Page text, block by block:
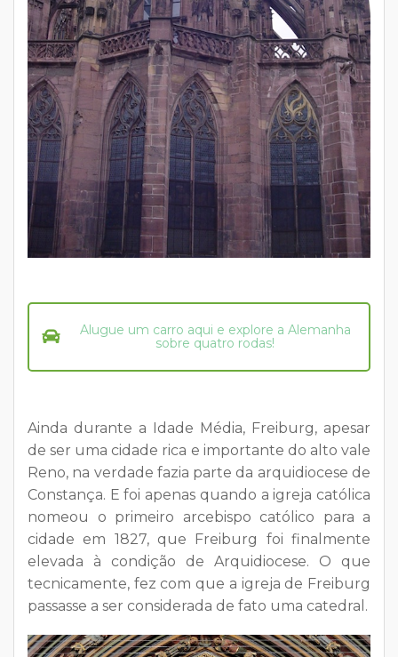
Alugue um carro aqui e explore a Alemanha
sobre quatro rodas!
Ainda durante a Idade Média, Freiburg, apesar
de ser uma cidade rica e importante do alto vale
Reno, na verdade fazia parte da arquidiocese de
Constança. E foi apenas quando a igreja católica
nomeou o primeiro arcebispo católico para a
cidade em 1827, que Freiburg foi finalmente
elevada à condição de Arquidiocese. O que
tecnicamente, fez com que a igreja de Freiburg
passasse a ser considerada de fato uma catedral.